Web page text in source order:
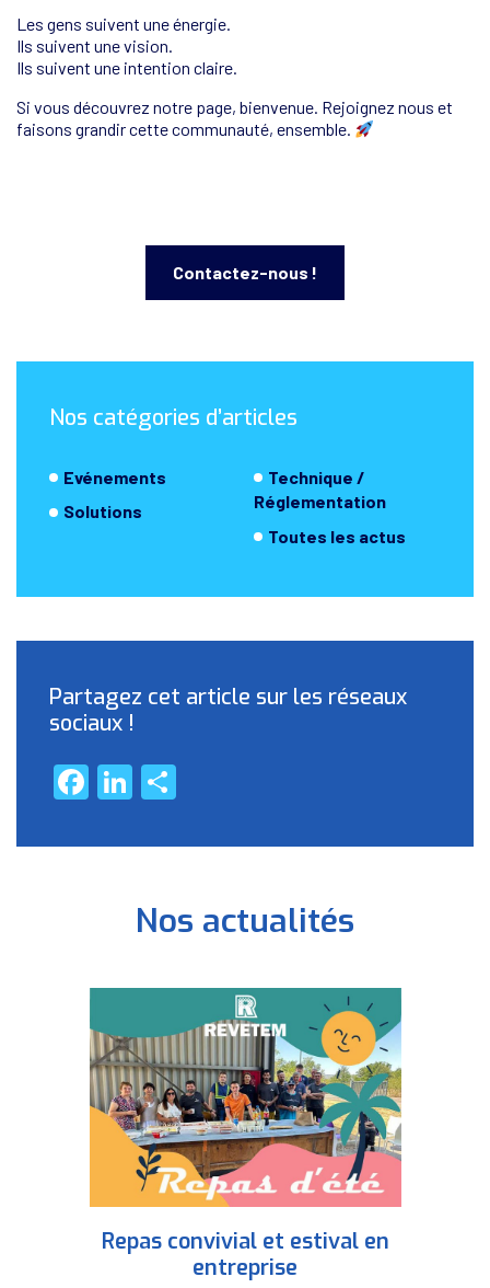
Les gens suivent une énergie.
Ils suivent une vision.
Ils suivent une intention claire.
Si vous découvrez notre page, bienvenue. Rejoignez nous et
faisons grandir cette communauté, ensemble.
Contactez-nous !
Nos catégories d’articles
Evénements
Solutions
Technique /
Réglementation
Toutes les actus
Partagez cet article sur les réseaux
sociaux !
Facebook
LinkedIn
Nos actualités
Repas convivial et estival en
entreprise